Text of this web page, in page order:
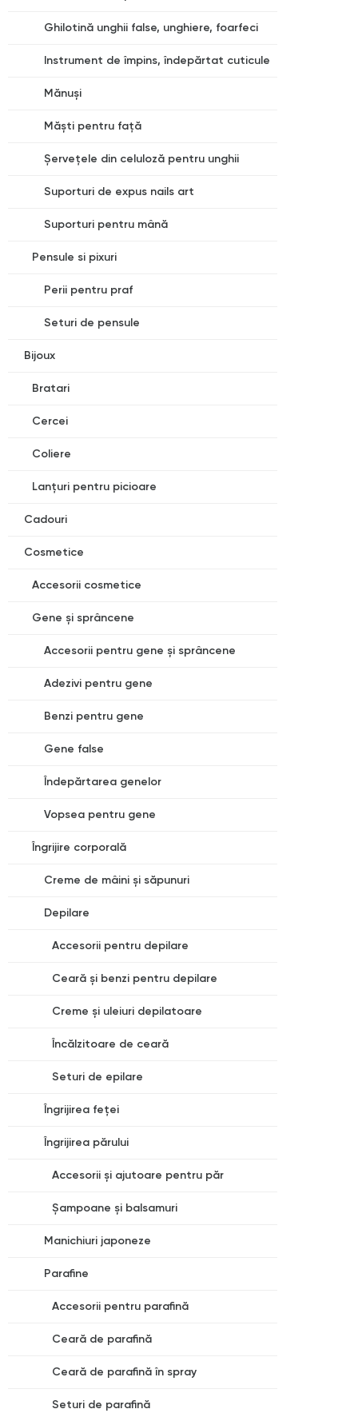
Ghilotină unghii false, unghiere, foarfeci
Instrument de împins, îndepărtat cuticule
Mănuși
Măști pentru față
Șervețele din celuloză pentru unghii
Suporturi de expus nails art
Suporturi pentru mână
Pensule si pixuri
Perii pentru praf
Seturi de pensule
Bijoux
Bratari
Cercei
Coliere
Lanțuri pentru picioare
Cadouri
Cosmetice
Accesorii cosmetice
Gene și sprâncene
Accesorii pentru gene și sprâncene
Adezivi pentru gene
Benzi pentru gene
Gene false
Îndepărtarea genelor
Vopsea pentru gene
Îngrijire corporală
Creme de mâini și săpunuri
Depilare
Accesorii pentru depilare
Ceară și benzi pentru depilare
Creme și uleiuri depilatoare
Încălzitoare de ceară
Seturi de epilare
Îngrijirea feței
Îngrijirea părului
Accesorii și ajutoare pentru păr
Șampoane și balsamuri
Manichiuri japoneze
Parafine
Accesorii pentru parafină
Ceară de parafină
Ceară de parafină în spray
Seturi de parafină